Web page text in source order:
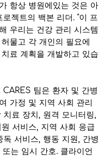
항상 병원에있는 것은 아
로젝트의 백본 리더. "이 프
우리는 건강 관리 시스템
물고 각 개인의 필요에
료 계획을 개발하고 있습
팀은 환자 및 간병
가정 및 지역 사회 관리
치료 장치, 원격 모니터링,
서비스, 지역 사회 응급
독 서비스, 행동 지원, 간병
는 임시 간호. 클라이언